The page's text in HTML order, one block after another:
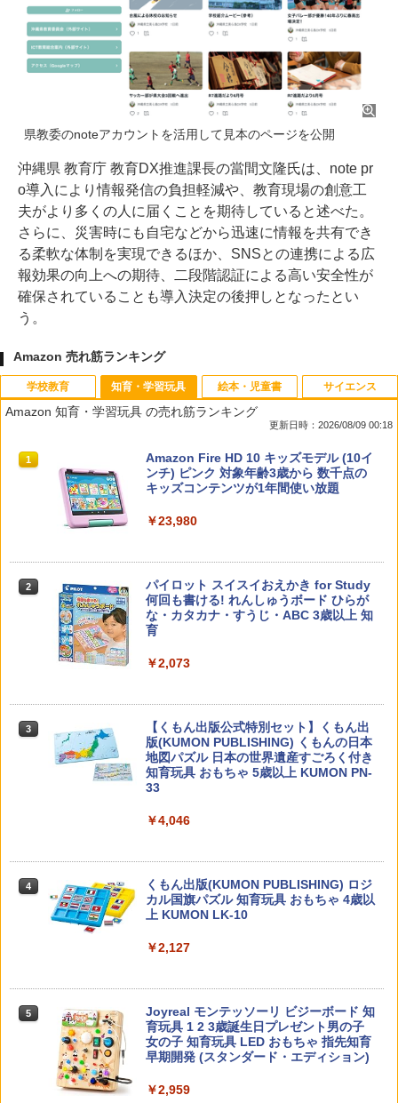
県教委のnoteアカウントを活用して見本のページを公開
沖縄県 教育庁 教育DX推進課長の當間文隆氏は、note pr
o導入により情報発信の負担軽減や、教育現場の創意工
夫がより多くの人に届くことを期待していると述べた。
さらに、災害時にも自宅などから迅速に情報を共有でき
る柔軟な体制を実現できるほか、SNSとの連携による広
報効果の向上への期待、二段階認証による高い安全性が
確保されていることも導入決定の後押しとなったとい
う。
Amazon 売れ筋ランキング
学校教育
1 教育者のためのコーチング入門
￥2,530
2
カウンセリングとは何か 変化するという
こと (講談社現代新書 2787)
￥1,540
先生のためのGoogle AI完全攻略図鑑
￥-
￥2,200
す
￥2,750
知育・学習玩具
Amazon 知育・学習玩具 の売れ筋ランキング
更新日時：2026/08/09 00:18
1
Amazon Fire HD 10 キッズモデル (10イ
ンチ) ピンク 対象年齢3歳から 数千点の
キッズコンテンツが1年間使い放題
￥23,980
2
パイロット スイスイおえかき for Study
何回も書ける! れんしゅうボード ひらが
な・カタカナ・すうじ・ABC 3歳以上 知
育
￥2,073
3
【くもん出版公式特別セット】くもん出
版(KUMON PUBLISHING) くもんの日本
地図パズル 日本の世界遺産すごろく付き
知育玩具 おもちゃ 5歳以上 KUMON PN-
33
￥4,046
4
くもん出版(KUMON PUBLISHING) ロジ
カル国旗パズル 知育玩具 おもちゃ 4歳以
上 KUMON LK-10
￥2,127
5
Joyreal モンテッソーリ ビジーボード 知
育玩具 1 2 3歳誕生日プレゼント男の子
女の子 知育玩具 LED おもちゃ 指先知育
早期開発 (スタンダード・エディション)
￥2,959
絵本・児童書 サイエンス